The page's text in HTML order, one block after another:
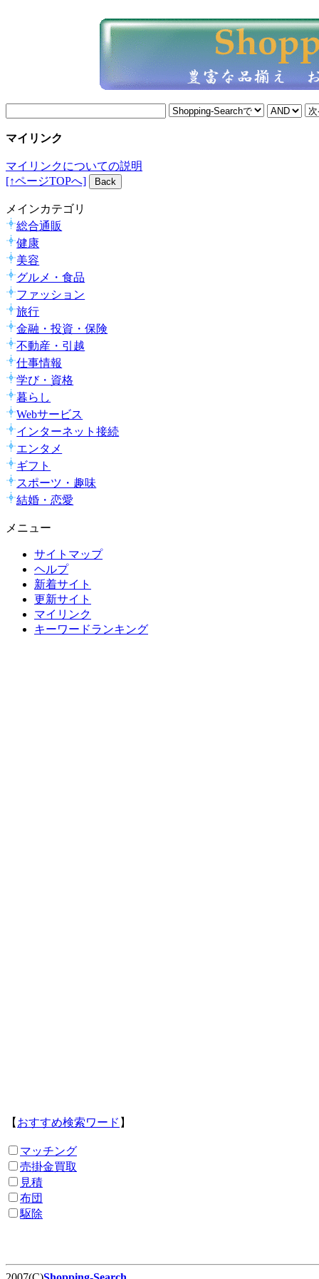
マイリンク
マイリンクについての説明
[↑ページTOPへ]
メインカテゴリ
総合通販
健康
美容
グルメ・食品
ファッション
旅行
金融・投資・保険
不動産・引越
仕事情報
学び・資格
暮らし
Webサービス
インターネット接続
エンタメ
ギフト
スポーツ・趣味
結婚・恋愛
メニュー
サイトマップ
ヘルプ
新着サイト
更新サイト
マイリンク
キーワードランキング
【 おすすめ検索ワード 】
マッチング
売掛金買取
見積
布団
駆除